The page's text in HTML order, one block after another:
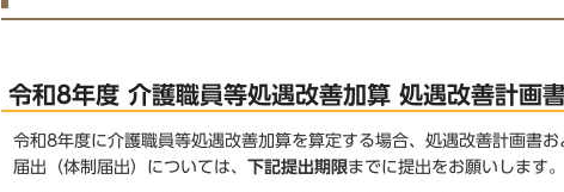
こ
令和8年度 介護職員等処遇改善加算 処遇改善計画
令和8年度に介護職員等処遇改善加算を算定する場合、処遇改善計画書
届出（体制届出）については、 下記提出期限までに提出をお願いします。